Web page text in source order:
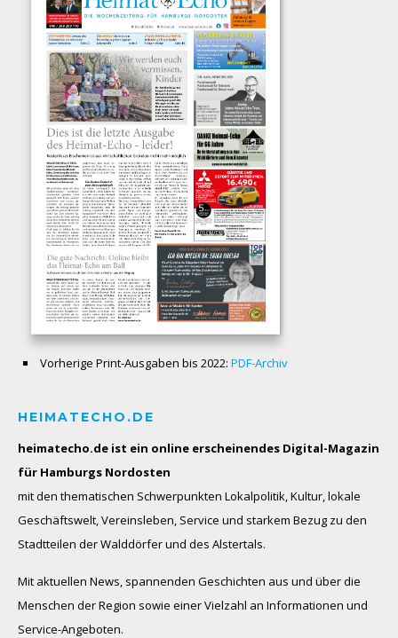
Vorherige Print-Ausgaben bis 2022: PDF-Archiv
HEIMATECHO.DE
heimatecho.de ist ein online erscheinendes Digital-Magazin
für Hamburgs Nordosten
mit den thematischen Schwerpunkten Lokalpolitik, Kultur, lokale
Geschäftswelt, Vereinsleben, Service und starkem Bezug zu den
Stadtteilen der Walddörfer und des Alstertals.
Mit aktuellen News, spannenden Geschichten aus und über die
Menschen der Region sowie einer Vielzahl an Informationen und
Service-Angeboten.